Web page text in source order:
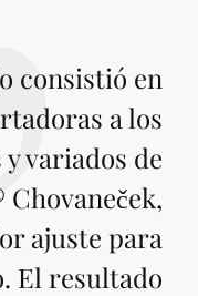
consistió en
a los
variados de
Chovaneček,
ajuste para
El resultado